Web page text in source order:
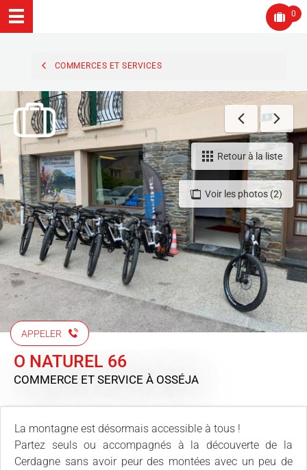
0
COMMERCES ET SERVICES
Voir les photos (2)
Retour à la liste
APPELER
O NATUREL 66
COMMERCE ET SERVICE À OSSÉJA
La montagne est désormais accessible à tous !
Partez seuls ou accompagnés à la découverte de la
Cerdagne sans avoir peur des montées avec un peu de